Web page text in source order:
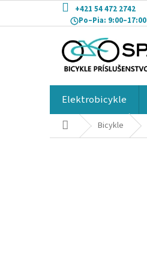
obsah
+421 54 472 2742
Po–Pia: 9:00–17:00
Elektrobicykle
DomovBicykle